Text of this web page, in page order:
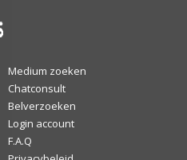
Medium zoeken
Chatconsult
Belverzoeken
Login account
F.A.Q